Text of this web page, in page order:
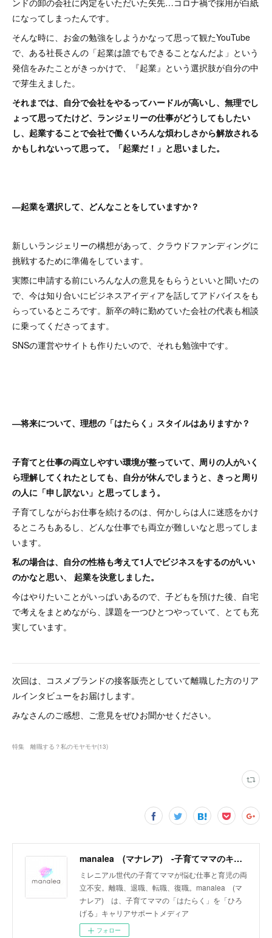
ンドの卸の会社に内定をいただいた矢先…コロナ禍で採用が白紙
になってしまったんです。
そんな時に、お金の勉強をしようかなって思って観たYouTube
で、ある社長さんの「起業は誰でもできることなんだよ」という
発信をみたことがきっかけで、『起業』という選択肢が自分の中
で芽生えました。
それまでは、自分で会社をやるってハードルが高いし、無理でし
ょって思ってたけど、ランジェリーの仕事がどうしてもしたい
し、起業することで会社で働くいろんな煩わしさから解放される
かもしれないって思って。「起業だ！」と思いました。
―起業を選択して、どんなことをしていますか？
新しいランジェリーの構想があって、クラウドファンディングに
挑戦するために準備をしています。
実際に申請する前にいろんな人の意見をもらうといいと聞いたの
で、今は知り合いにビジネスアイディアを話してアドバイスをも
らっているところです。新卒の時に勤めていた会社の代表も相談
に乗ってくださってます。
SNSの運営やサイトも作りたいので、それも勉強中です。
―将来について、理想の「はたらく」スタイルはありますか？
子育てと仕事の両立しやすい環境が整っていて、周りの人がいく
ら理解してくれたとしても、自分が休んでしまうと、きっと周り
の人に「申し訳ない」と思ってしまう。
子育てしながらお仕事を続けるのは、何かしらは人に迷惑をかけ
るところもあるし、どんな仕事でも両立が難しいなと思ってしま
います。
私の場合は、自分の性格も考えて1人でビジネスをするのがいい
のかなと思い、 起業を決意しました。
今はやりたいことがいっぱいあるので、子どもを預けた後、自宅
で考えをまとめながら、課題を一つひとつやっていて、とても充
実しています。
次回は、コスメブランドの接客販売としていて離職した方のリア
ルインタビューをお届けします。
みなさんのご感想、ご意見をぜひお聞かせください。
特集 離職する？私のモヤモヤ(13)
manalea (マナレア) ‐子育てママのキャリアサポートメディア‐
ミレニアル世代の子育てママが悩む仕事と育児の両
立不安。離職、退職、転職、復職。manalea (マ
ナレア) は、子育てママの「はたらく」を「ひろ
げる」キャリアサポートメディア
フォロー